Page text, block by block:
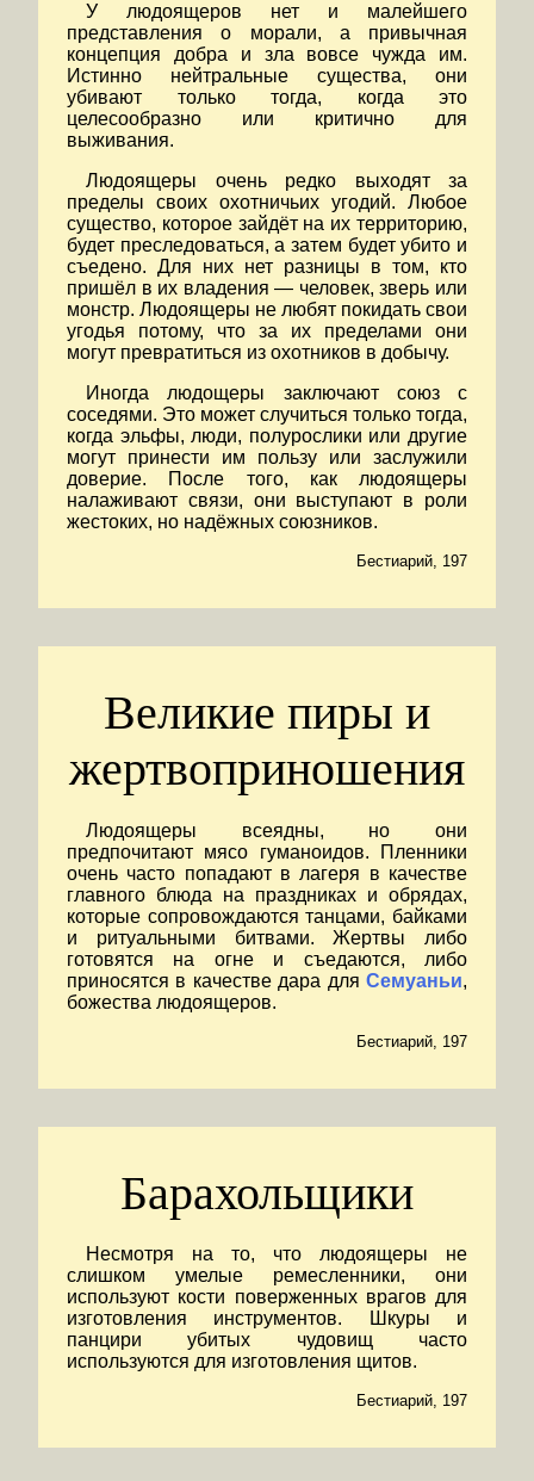
У людоящеров нет и малейшего
представления о морали, а привычная
концепция добра и зла вовсе чужда им.
Истинно нейтральные существа, они
убивают только тогда, когда это
целесообразно или критично для
выживания.
Людоящеры очень редко выходят за
пределы своих охотничьих угодий. Любое
существо, которое зайдёт на их территорию,
будет преследоваться, а затем будет убито и
съедено. Для них нет разницы в том, кто
пришёл в их владения — человек, зверь или
монстр. Людоящеры не любят покидать свои
угодья потому, что за их пределами они
могут превратиться из охотников в добычу.
Иногда людощеры заключают союз с
соседями. Это может случиться только тогда,
когда эльфы, люди, полурослики или другие
могут принести им пользу или заслужили
доверие. После того, как людоящеры
налаживают связи, они выступают в роли
жестоких, но надёжных союзников.
Бестиарий, 197
Великие пиры и
жертвоприношения
Людоящеры всеядны, но они
предпочитают мясо гуманоидов. Пленники
очень часто попадают в лагеря в качестве
главного блюда на праздниках и обрядах,
которые сопровождаются танцами, байками
и ритуальными битвами. Жертвы либо
готовятся на огне и съедаются, либо
приносятся в качестве дара для Семуаньи,
божества людоящеров.
Бестиарий, 197
Барахольщики
Несмотря на то, что людоящеры не
слишком умелые ремесленники, они
используют кости поверженных врагов для
изготовления инструментов. Шкуры и
панцири убитых чудовищ часто
используются для изготовления щитов.
Бестиарий, 197